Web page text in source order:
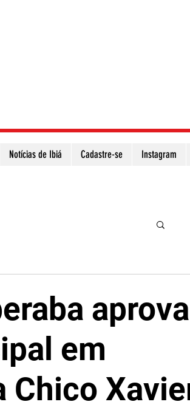
Notícias de Ibiá Cadastre-se Instagram
aprova
em
Chico